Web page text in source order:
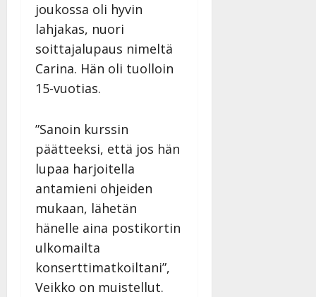
joukossa oli hyvin
lahjakas, nuori
soittajalupaus nimeltä
Carina. Hän oli tuolloin
15-vuotias.
”Sanoin kurssin
päätteeksi, että jos hän
lupaa harjoitella
antamieni ohjeiden
mukaan, lähetän
hänelle aina postikortin
ulkomailta
konserttimatkoiltani”,
Veikko on muistellut.